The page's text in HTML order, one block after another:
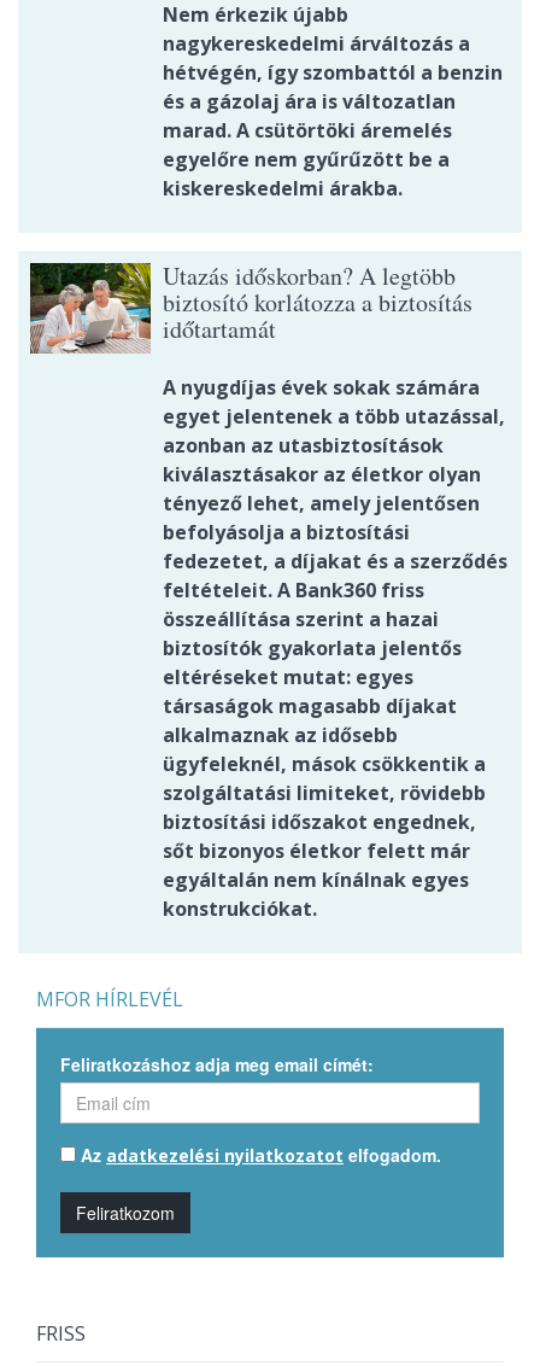
Nem érkezik újabb
nagykereskedelmi árváltozás a
hétvégén, így szombattól a benzin
és a gázolaj ára is változatlan
marad. A csütörtöki áremelés
egyelőre nem gyűrűzött be a
kiskereskedelmi árakba.
Utazás időskorban? A legtöbb
biztosító korlátozza a biztosítás
időtartamát
A nyugdíjas évek sokak számára
egyet jelentenek a több utazással,
azonban az utasbiztosítások
kiválasztásakor az életkor olyan
tényező lehet, amely jelentősen
befolyásolja a biztosítási
fedezetet, a díjakat és a szerződés
feltételeit. A Bank360 friss
összeállítása szerint a hazai
biztosítók gyakorlata jelentős
eltéréseket mutat: egyes
társaságok magasabb díjakat
alkalmaznak az idősebb
ügyfeleknél, mások csökkentik a
szolgáltatási limiteket, rövidebb
biztosítási időszakot engednek,
sőt bizonyos életkor felett már
egyáltalán nem kínálnak egyes
konstrukciókat.
MFOR HÍRLEVÉL
Feliratkozáshoz adja meg email címét:
Az adatkezelési nyilatkozatot elfogadom.
Feliratkozom
FRISS